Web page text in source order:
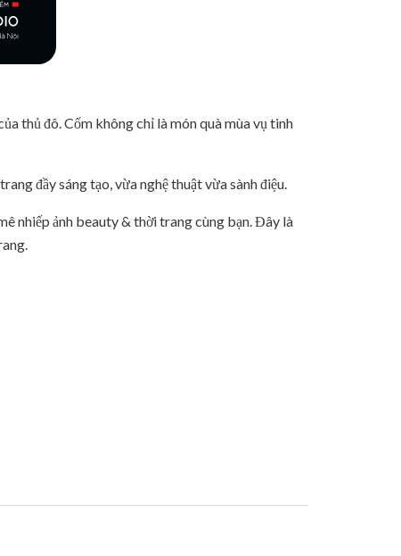
thủ đô. Cốm không chỉ là món quà mùa vụ tinh
đầy sáng tạo, vừa nghệ thuật vừa sành điệu.
nhiếp ảnh beauty & thời trang cùng bạn. Đây là